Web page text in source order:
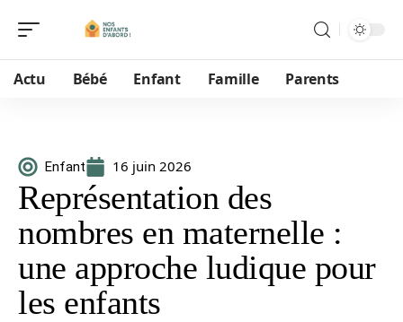
Actu Bébé Enfant Famille Parents
Enfant 16 juin 2026
Représentation des
nombres en maternelle :
une approche ludique pour
les enfants